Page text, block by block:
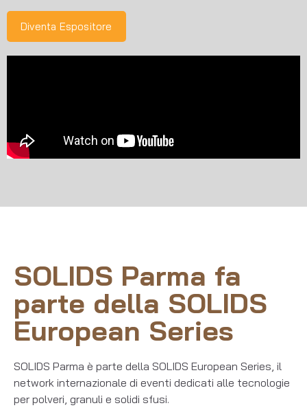
Diventa Espositore
SOLIDS Parma fa
parte della SOLIDS
European Series
SOLIDS Parma è parte della SOLIDS European Series, il
network internazionale di eventi dedicati alle tecnologie
per polveri, granuli e solidi sfusi.